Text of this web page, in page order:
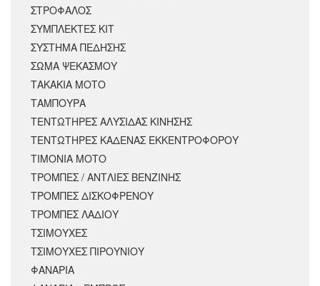
ΣΤΡΟΦΑΛΟΣ
ΣΥΜΠΛΕΚΤΕΣ ΚΙΤ
ΣΥΣΤΗΜΑ ΠΕΔΗΣΗΣ
ΣΩΜΑ ΨΕΚΑΣΜΟΥ
ΤΑΚΑΚΙΑ ΜΟΤΟ
ΤΑΜΠΟΥΡΑ
ΤΕΝΤΩΤΗΡΕΣ ΑΛΥΣΙΔΑΣ ΚΙΝΗΣΗΣ
ΤΕΝΤΩΤΗΡΕΣ ΚΑΔΕΝΑΣ ΕΚΚΕΝΤΡΟΦΟΡΟΥ
ΤΙΜΟΝΙΑ ΜΟΤΟ
ΤΡΟΜΠΕΣ / ΑΝΤΛΙΕΣ ΒΕΝΖΙΝΗΣ
ΤΡΟΜΠΕΣ ΔΙΣΚΟΦΡΕΝΟΥ
ΤΡΟΜΠΕΣ ΛΑΔΙΟΥ
ΤΣΙΜΟΥΧΕΣ
ΤΣΙΜΟΥΧΕΣ ΠΙΡΟΥΝΙΟΥ
ΦΑΝΑΡΙΑ